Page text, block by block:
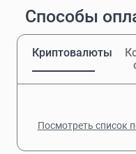
Способы
Криптовалюты
Посмотреть список